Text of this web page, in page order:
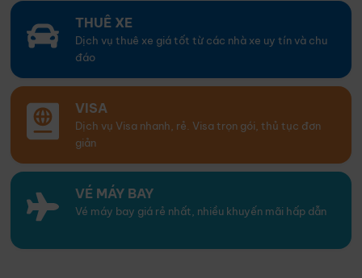
THUÊ XE
Dịch vụ thuê xe giá tốt từ các nhà xe uy tín và chu
đáo
VISA
Dịch vụ Visa nhanh, rẻ. Visa trọn gói, thủ tục đơn
giản
VÉ MÁY BAY
Vé máy bay giá rẻ nhất, nhiều khuyến mãi hấp dẫn